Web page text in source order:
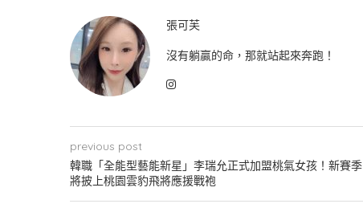
張可芙
沒有躺贏的命，那就站起來奔跑！
previous post
韓職「全能型藝能新星」李瑞允正式加盟桃氣女孩！新賽季
將披上桃園雲豹飛將應援戰袍